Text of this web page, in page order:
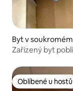
Byt v
nge-Grande
Zařízený byt
Oblíbené u hostů
Oblíbené u hostů